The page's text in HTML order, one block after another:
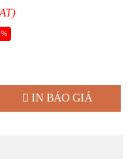
IN BÁO GIÁ